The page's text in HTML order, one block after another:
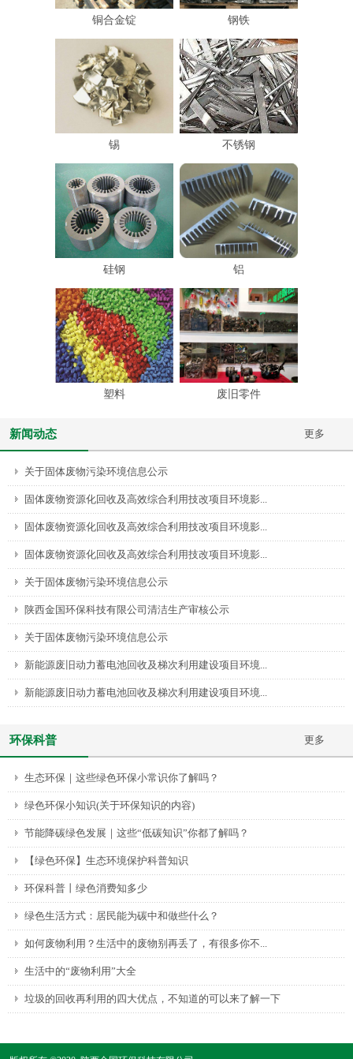
铜合金锭 钢铁
锡 不锈钢
硅钢 铝
塑料 废旧零件
新闻动态 更多
关于固体废物污染环境信息公示
固体废物资源化回收及高效综合利用技改项目环境影...
固体废物资源化回收及高效综合利用技改项目环境影...
固体废物资源化回收及高效综合利用技改项目环境影...
关于固体废物污染环境信息公示
陕西金国环保科技有限公司清洁生产审核公示
关于固体废物污染环境信息公示
新能源废旧动力蓄电池回收及梯次利用建设项目环境...
新能源废旧动力蓄电池回收及梯次利用建设项目环境...
环保科普 更多
生态环保｜这些绿色环保小常识你了解吗？
绿色环保小知识(关于环保知识的内容)
节能降碳绿色发展｜这些“低碳知识”你都了解吗？
【绿色环保】生态环境保护科普知识
环保科普丨绿色消费知多少
绿色生活方式：居民能为碳中和做些什么？
如何废物利用？生活中的废物别再丢了，有很多你不...
生活中的“废物利用”大全
垃圾的回收再利用的四大优点，不知道的可以来了解一下